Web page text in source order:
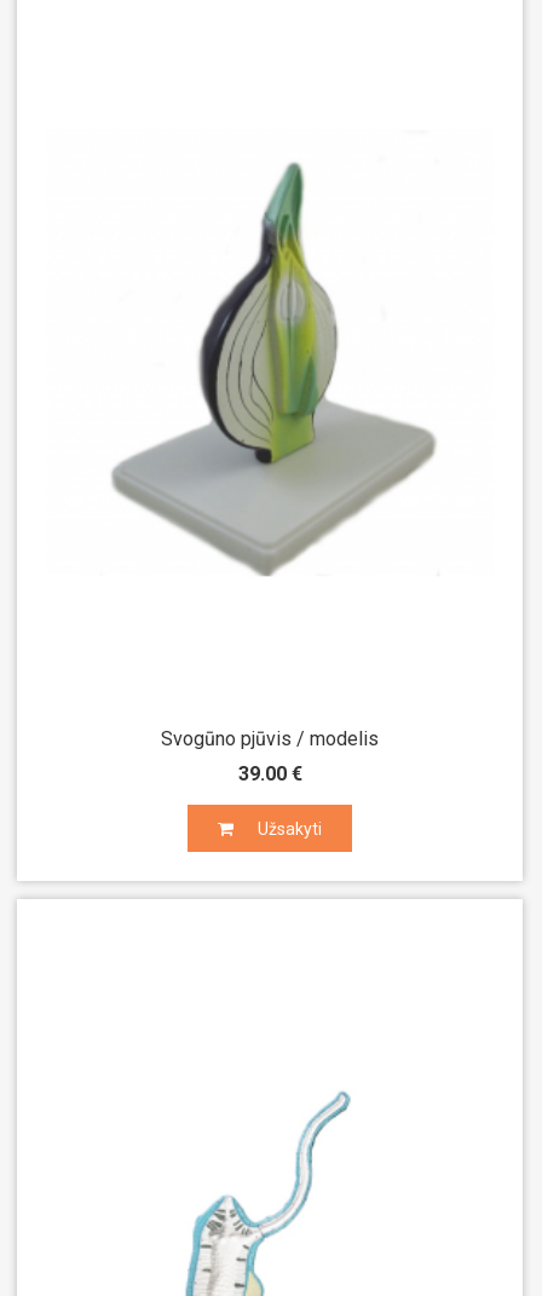
Svogūno pjūvis / modelis
39.00 €
Užsakyti
Užsakyti